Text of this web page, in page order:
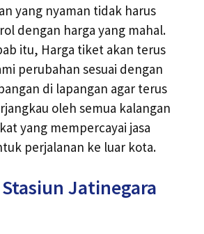
yang nyaman tidak harus
dengan harga yang mahal.
itu, Harga tiket akan terus
perubahan sesuai dengan
di lapangan agar terus
oleh semua kalangan
yang mempercayai jasa
perjalanan ke luar kota.
Jatinegara